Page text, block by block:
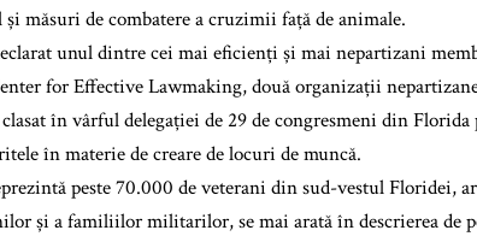
măsuri de combatere a cruzimii față de animale.
unul dintre cei mai eficienți și mai nepartizani
for Effective Lawmaking, două organizații
în vârful delegației de 29 de congresmeni din
în materie de creare de locuri de muncă.
peste 70.000 de veterani din sud-vestul Floridei,
și a familiilor militarilor, se mai arată în descrierea de